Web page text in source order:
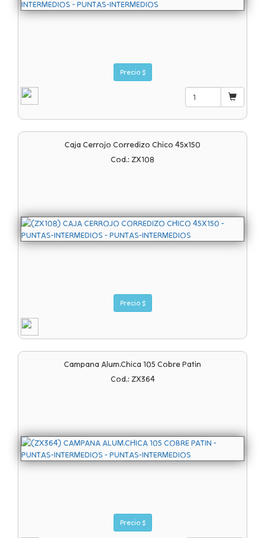
Precio $
Caja Cerrojo Corredizo Chico 45x150
Cod.: ZX108
Precio $
Campana Alum.chica 105 Cobre Patin
Cod.: ZX364
Precio $